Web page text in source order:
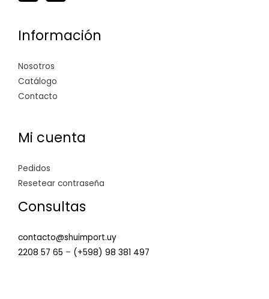
Información
Nosotros
Catálogo
Contacto
Mi cuenta
Pedidos
Resetear contraseña
Consultas
contacto@shuimport.uy
2208 57 65 – (+598) 98 381 497